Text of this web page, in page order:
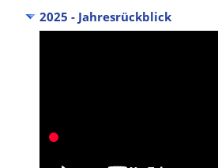
2025 - Jahresrückblick